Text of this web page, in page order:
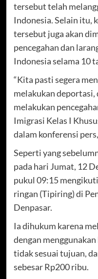
tersebut telah
Indonesia. Selain itu,
tersebut juga akan
pencegahan dan
Indonesia selama 10
“Kita pasti segera
melakukan deportasi,
melakukan
Imigrasi Kelas I
dalam konferensi
Seperti yang
pada hari Jumat, 12
pukul 09:15
ringan (Tipiring) di
Denpasar.
Ia dihukum karena
dengan
tidak sesuai tujuan,
sebesar Rp200 ribu.